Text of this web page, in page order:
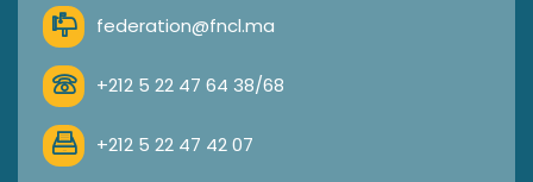
federation@fncl.ma
+212 5 22 47 64 38/68
+212 5 22 47 42 07